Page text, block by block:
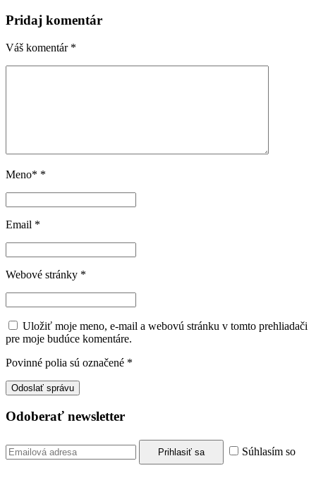
Pridaj komentár
Váš komentár *
Meno* *
Email *
Webové stránky *
Uložiť moje meno, e-mail a webovú stránku v tomto prehliadači
pre moje budúce komentáre.
Povinné polia sú označené *
Odoberať newsletter
Súhlasím so